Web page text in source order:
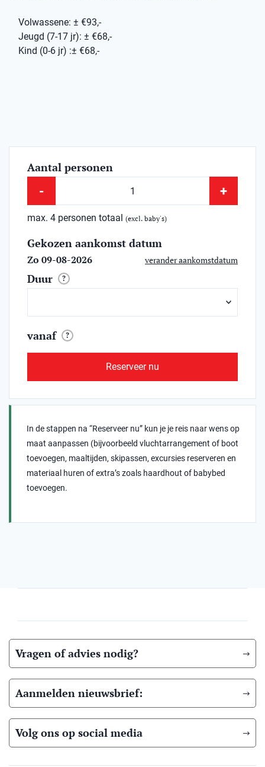
Volwassene: ± €93,-
Jeugd (7-17 jr): ± €68,-
Kind (0-6 jr) :± €68,-
Aantal personen
- +
max. 4 personen totaal (excl. baby's)
Gekozen aankomst datum
Zo 09-08-2026 verander aankomstdatum
Duur ?
vanaf ?
Reserveer nu
In de stappen na “Reserveer nu” kun je je reis naar wens op
maat aanpassen (bijvoorbeeld vluchtarrangement of boot
toevoegen, maaltijden, skipassen, excursies reserveren en
materiaal huren of extra’s zoals haardhout of babybed
toevoegen.
Vragen of advies nodig?
Aanmelden nieuwsbrief:
Volg ons op social media